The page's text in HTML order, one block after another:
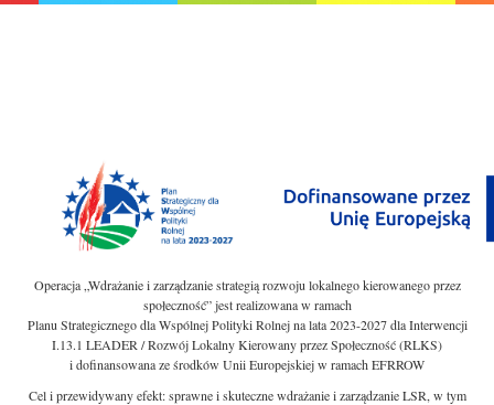
Operacja „Wdrażanie i zarządzanie strategią rozwoju lokalnego kierowanego przez
społeczność” jest realizowana w ramach
Planu Strategicznego dla Wspólnej Polityki Rolnej na lata 2023-2027 dla Interwencji
I.13.1 LEADER / Rozwój Lokalny Kierowany przez Społeczność (RLKS)
i dofinansowana ze środków Unii Europejskiej w ramach EFRROW
Cel i przewidywany efekt: sprawne i skuteczne wdrażanie i zarządzanie LSR, w tym